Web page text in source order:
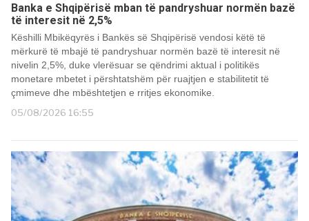
Banka e Shqipërisë mban të pandryshuar normën bazë
të interesit në 2,5%
Këshilli Mbikëqyrës i Bankës së Shqipërisë vendosi këtë të
mërkurë të mbajë të pandryshuar normën bazë të interesit në
nivelin 2,5%, duke vlerësuar se qëndrimi aktual i politikës
monetare mbetet i përshtatshëm për ruajtjen e stabilitetit të
çmimeve dhe mbështetjen e rritjes ekonomike.
05/08/2026 16:55